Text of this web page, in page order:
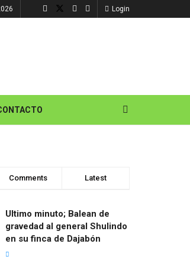
Login
Comments Latest
Ultimo minuto; Balean de
gravedad al general Shulindo
en su finca de Dajabón